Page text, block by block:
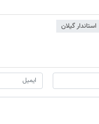
استاندار گیلان